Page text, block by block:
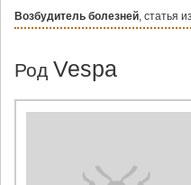
Возбудитель болезней, статья
Род Vespa